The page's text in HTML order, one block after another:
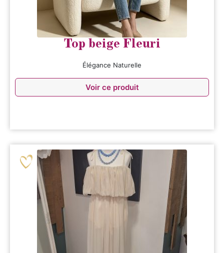
Top beige Fleuri
Élégance Naturelle
Voir ce produit